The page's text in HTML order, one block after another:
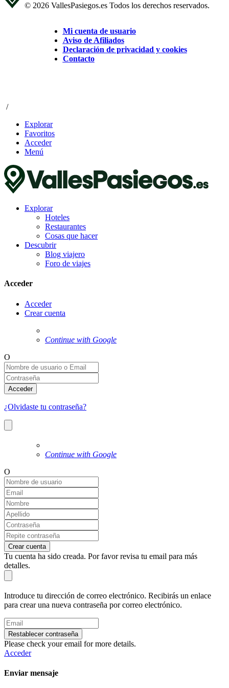
© 2026 VallesPasiegos.es Todos los derechos reservados.
Mi cuenta de usuario
Aviso de Afiliados
Declaración de privacidad y cookies
Contacto
/
Explorar
Favoritos
Acceder
Menú
Explorar
Hoteles
Restaurantes
Cosas que hacer
Descubrir
Blog viajero
Foro de viajes
Acceder
Acceder
Crear cuenta
Continue with Google
O
Acceder
¿Olvidaste tu contraseña?
Continue with Google
O
Crear cuenta
Tu cuenta ha sido creada. Por favor revisa tu email para más
detalles.
Introduce tu dirección de correo electrónico. Recibirás un enlace
para crear una nueva contraseña por correo electrónico.
Restablecer contraseña
Please check your email for more details.
Acceder
Enviar mensaje